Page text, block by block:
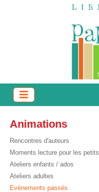
Animations
Rencontres d'auteurs
Moments lecture pour les petits
Ateliers enfants / ados
Ateliers adultes
Evènements passés